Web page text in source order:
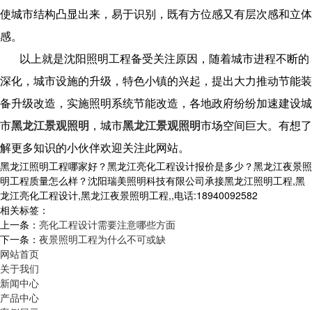
使城市结构凸显出来，易于识别，既有方位感又有层次感和立体
感。
以上就是沈阳照明工程备受关注原因，随着城市进程不断的
深化，城市设施的升级，特色小镇的兴起，提出大力推动节能装
备升级改造，实施照明系统节能改造，各地政府纷纷加速建设城
市黑龙江景观照明 ，城市黑龙江景观照明市场空间巨大。有想了
解更多知识的小伙伴欢迎关注此网站。
黑龙江照明工程哪家好？黑龙江亮化工程设计报价是多少？黑龙江夜景照
明工程质量怎么样？沈阳瑞美照明科技有限公司承接黑龙江照明工程,黑
龙江亮化工程设计,黑龙江夜景照明工程,,电话:18940092582
相关标签：
上一条： 亮化工程设计需要注意哪些方面
下一条： 夜景照明工程为什么不可或缺
网站首页
关于我们
新闻中心
产品中心